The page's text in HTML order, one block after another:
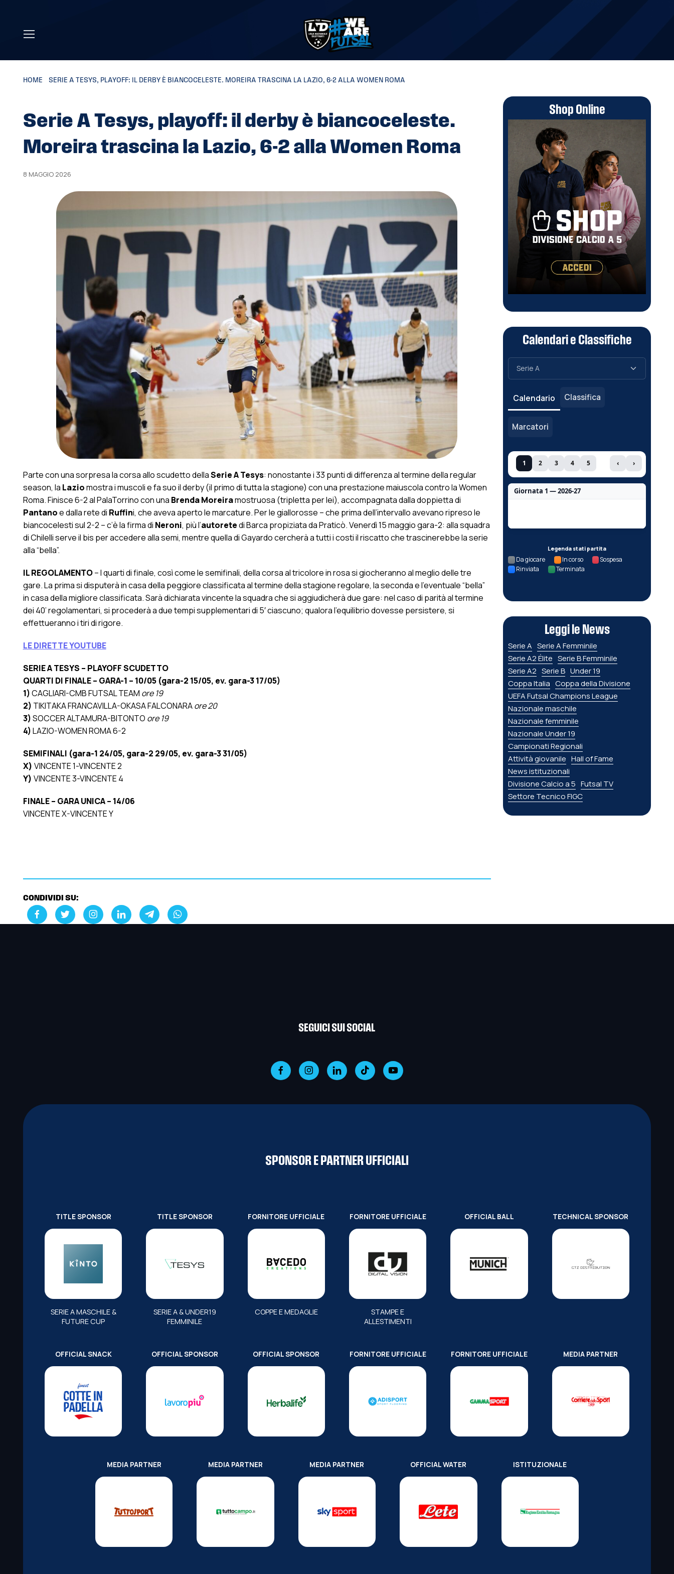
HOME SERIE A TESYS, PLAYOFF: IL DERBY È BIANCOCELESTE. MOREIRA TRASCINA LA LAZIO, 6-2 ALLA WOMEN ROMA
Serie A Tesys, playoff: il derby è biancoceleste.
Moreira trascina la Lazio, 6-2 alla Women Roma
8 MAGGIO 2026
Parte con una sorpresa la corsa allo scudetto dellaSerie A Tesys: nonostante i 33 punti di differenza al termine della regular
season, la Laziomostra i muscoli e fa suo il derby (il primo di tutta la stagione) con una prestazione maiuscola contro la Women
Roma. Finisce 6-2 al PalaTorrino con una Brenda Moreiramostruosa (tripletta per lei), accompagnata dalla doppietta di
Pantanoe dalla rete di Ruffini, che aveva aperto le marcature. Per le giallorosse – che prima dell’intervallo avevano ripreso le
biancocelesti sul 2-2 – c’è la firma di Neroni, più l’autoretedi Barca propiziata da Praticò. Venerdì 15 maggio gara-2: alla squadra
di Chilelli serve il bis per accedere alla semi, mentre quella di Gayardo cercherà a tutti i costi il riscatto che trascinerebbe la serie
alla “bella”.
IL REGOLAMENTO– I quarti di finale, così come le semifinali, della corsa al tricolore in rosa si giocheranno al meglio delle tre
gare. La prima si disputerà in casa della peggiore classificata al termine della stagione regolare, la seconda e l’eventuale “bella”
in casa della migliore classificata. Sarà dichiarata vincente la squadra che si aggiudicherà due gare: nel caso di parità al termine
dei 40’ regolamentari, si procederà a due tempi supplementari di 5′ ciascuno; qualora l’equilibrio dovesse persistere, si
effettueranno i tiri di rigore.
LE DIRETTE YOUTUBE
SERIE A TESYS – PLAYOFF SCUDETTO
QUARTI DI FINALE – GARA-1 – 10/05 (gara-2 15/05, ev. gara-3 17/05)
1)CAGLIARI-CMB FUTSAL TEAM ore 19
2) TIKITAKA FRANCAVILLA-OKASA FALCONARAore 20
3)SOCCER ALTAMURA-BITONTO ore 19
4)LAZIO-WOMEN ROMA 6-2
SEMIFINALI (gara-1 24/05, gara-2 29/05, ev. gara-3 31/05)
X) VINCENTE 1-VINCENTE 2
Y) VINCENTE 3-VINCENTE 4
FINALE – GARA UNICA – 14/06
VINCENTE X-VINCENTE Y
CONDIVIDI SU:
Shop Online
Calendari e Classifiche
Calendario Classifica
Marcatori
1 2 3 4 5 ‹ ›
Giornata 1 — 2026-27
Legenda stati partita
Da giocare In corso
Sospesa
Rinviata
Terminata
Leggi le News
Serie A Serie A Femminile
Serie A2 Élite Serie B Femminile
Serie A2 Serie B Under 19
Coppa Italia Coppa della Divisione
UEFA Futsal Champions League
Nazionale maschile
Nazionale femminile
Nazionale Under 19
Campionati Regionali
Attività giovanile Hall of Fame
News istituzionali
Divisione Calcio a 5 Futsal TV
Settore Tecnico FIGC
SEGUICI SUI SOCIAL
SPONSOR E PARTNER UFFICIALI
TITLE SPONSOR
SERIE A MASCHILE &
FUTURE CUP
TITLE SPONSOR
SERIE A & UNDER19
FEMMINILE
FORNITORE UFFICIALE
COPPE E MEDAGLIE
FORNITORE UFFICIALE
STAMPE E
ALLESTIMENTI
OFFICIAL BALL TECHNICAL SPONSOR
OFFICIAL SNACK OFFICIAL SPONSOR OFFICIAL SPONSOR FORNITORE UFFICIALE FORNITORE UFFICIALE MEDIA PARTNER
MEDIA PARTNER MEDIA PARTNER MEDIA PARTNER OFFICIAL WATER ISTITUZIONALE